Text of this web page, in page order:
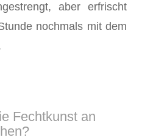
aber erfrischt
nochmals mit dem
Fechtkunst an